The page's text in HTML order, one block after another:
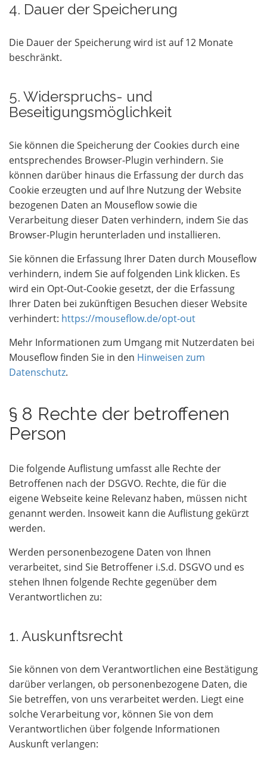
4. Dauer der Speicherung
Die Dauer der Speicherung wird ist auf 12 Monate
beschränkt.
5. Widerspruchs- und
Beseitigungsmöglichkeit
Sie können die Speicherung der Cookies durch eine
entsprechendes Browser-Plugin verhindern. Sie
können darüber hinaus die Erfassung der durch das
Cookie erzeugten und auf Ihre Nutzung der Website
bezogenen Daten an Mouseflow sowie die
Verarbeitung dieser Daten verhindern, indem Sie das
Browser-Plugin herunterladen und installieren.
Sie können die Erfassung Ihrer Daten durch Mouseflow
verhindern, indem Sie auf folgenden Link klicken. Es
wird ein Opt-Out-Cookie gesetzt, der die Erfassung
Ihrer Daten bei zukünftigen Besuchen dieser Website
verhindert: https://mouseflow.de/opt-out
Mehr Informationen zum Umgang mit Nutzerdaten bei
Mouseflow finden Sie in den Hinweisen zum
Datenschutz.
§ 8 Rechte der betroffenen
Person
Die folgende Auflistung umfasst alle Rechte der
Betroffenen nach der DSGVO. Rechte, die für die
eigene Webseite keine Relevanz haben, müssen nicht
genannt werden. Insoweit kann die Auflistung gekürzt
werden.
Werden personenbezogene Daten von Ihnen
verarbeitet, sind Sie Betroffener i.S.d. DSGVO und es
stehen Ihnen folgende Rechte gegenüber dem
Verantwortlichen zu:
1. Auskunftsrecht
Sie können von dem Verantwortlichen eine Bestätigung
darüber verlangen, ob personenbezogene Daten, die
Sie betreffen, von uns verarbeitet werden. Liegt eine
solche Verarbeitung vor, können Sie von dem
Verantwortlichen über folgende Informationen
Auskunft verlangen: